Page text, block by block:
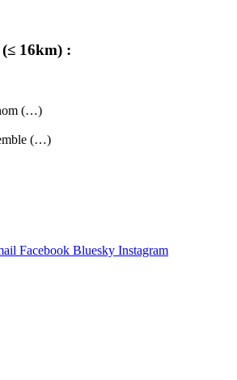
(≤ 16km) :
(…)
(…)